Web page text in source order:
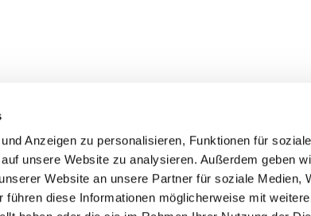
Anzeigen zu personalisieren, Funktionen für
unsere Website zu analysieren. Außerdem geben
Website an unsere Partner für soziale Medien,
führen diese Informationen möglicherweise mit